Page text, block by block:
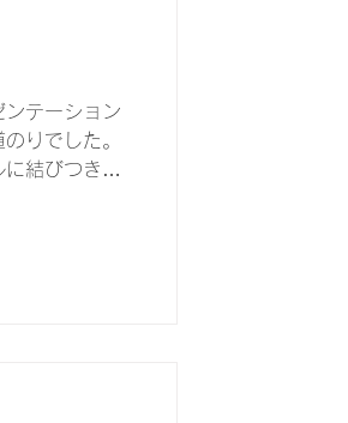
ンテーション
りでした。
結びつきま